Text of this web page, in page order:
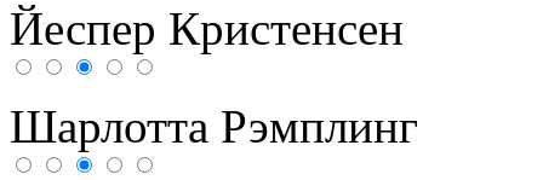
Йеспер Кристенсен
Шарлотта Рэмплинг